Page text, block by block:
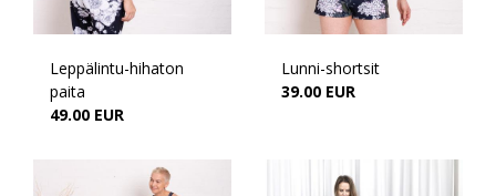
Leppälintu-hihaton
paita
49.00 EUR
Lunni-shortsit
39.00 EUR